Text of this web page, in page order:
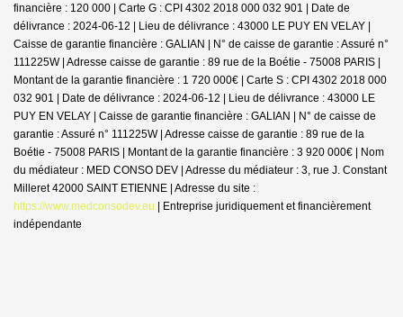
financière : 120 000 | Carte G : CPI 4302 2018 000 032 901 | Date de
délivrance : 2024-06-12 | Lieu de délivrance : 43000 LE PUY EN VELAY |
Caisse de garantie financière : GALIAN | N° de caisse de garantie : Assuré n°
111225W | Adresse caisse de garantie : 89 rue de la Boétie - 75008 PARIS |
Montant de la garantie financière : 1 720 000€ | Carte S : CPI 4302 2018 000
032 901 | Date de délivrance : 2024-06-12 | Lieu de délivrance : 43000 LE
PUY EN VELAY | Caisse de garantie financière : GALIAN | N° de caisse de
garantie : Assuré n° 111225W | Adresse caisse de garantie : 89 rue de la
Boétie - 75008 PARIS | Montant de la garantie financière : 3 920 000€ | Nom
du médiateur : MED CONSO DEV | Adresse du médiateur : 3, rue J. Constant
Milleret 42000 SAINT ETIENNE | Adresse du site :
https://www.medconsodev.eu | Entreprise juridiquement et financièrement
indépendante